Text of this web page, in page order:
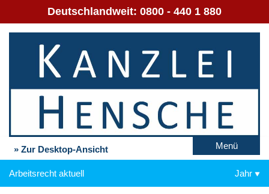
Deutschlandweit: 0800 - 440 1 880
» Zur Desktop-Ansicht Menü
Arbeitsrecht aktuell Jahr